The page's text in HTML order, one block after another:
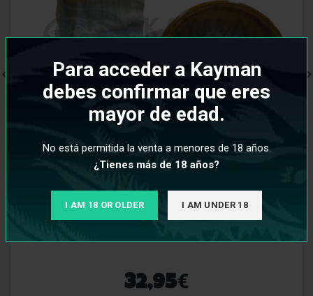
Para acceder a Kayman
debes confirmar que eres
mayor de edad.
No está permitida la venta a menores de 18 años.
¿Tienes más de 18 años?
I AM 18 OR OLDER I AM UNDER 18
32,95€